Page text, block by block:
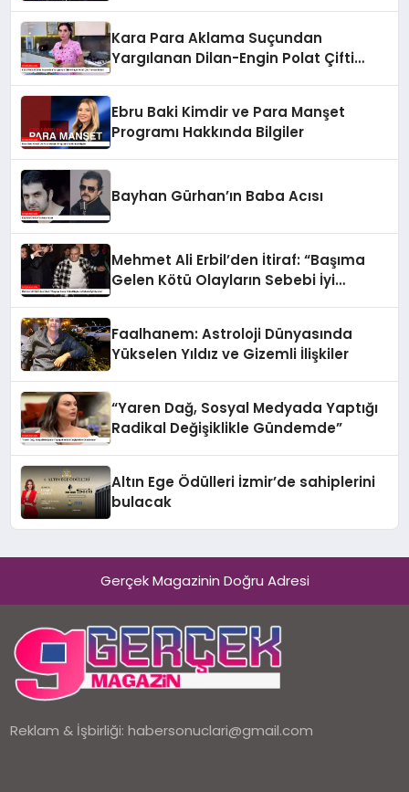
Kara Para Aklama Suçundan
Yargılanan Dilan-Engin Polat Çifti
Ebru Baki Kimdir ve Para Manşet
Programı Hakkında Bilgiler
Bayhan Gürhan’ın Baba Acısı
Mehmet Ali Erbil’den İtiraf: “Başıma
Gelen Kötü Olayların Sebebi İyi
Faalhanem: Astroloji Dünyasında
Yükselen Yıldız ve Gizemli İlişkiler
“Yaren Dağ, Sosyal Medyada Yaptığı
Radikal Değişiklikle Gündemde”
Altın Ege Ödülleri İzmir’de sahiplerini
bulacak
Gerçek Magazinin Doğru Adresi
Reklam & İşbirliği:habersonuclari@gmail.com